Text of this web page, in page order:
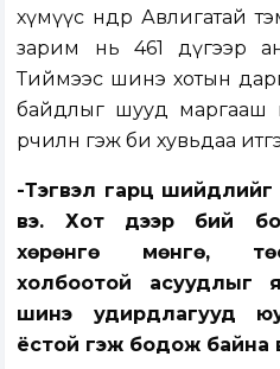
хүмүүс өнөөдөр Авлигатай
зарим нь 461 дүгээр
Тиймээс шинэ хотын
байдлыг шууд маргааш
өөрчилнө гэж би хувьдаа
-Тэгвэл гарц
вэ. Хот дээр бий
хөрөнгө мөнгө,
холбоотой асуудлыг
шинэ удирдлагууд
ёстой гэж бодож байна